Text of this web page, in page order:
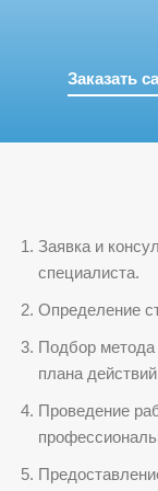
Заказать
Заявка и
специалиста.
Определение
Подбор метода
плана
Проведение